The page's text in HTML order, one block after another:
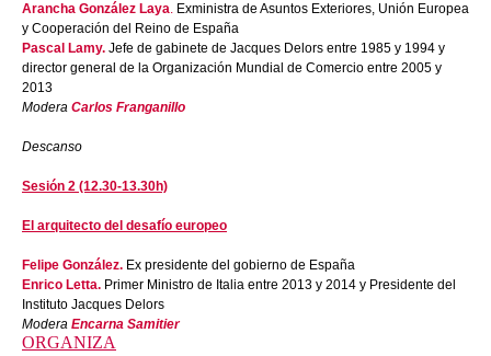
Arancha González Laya. Exministra de Asuntos Exteriores, Unión Europea
y Cooperación del Reino de España
Pascal Lamy. Jefe de gabinete de Jacques Delors entre 1985 y 1994 y
director general de la Organización Mundial de Comercio entre 2005 y
2013
Modera Carlos Franganillo
Descanso
Sesión 2 (12.30-13.30h)
El arquitecto del desafío europeo
Felipe González. Ex presidente del gobierno de España
Enrico Letta. Primer Ministro de Italia entre 2013 y 2014 y Presidente del
Instituto Jacques Delors
Modera Encarna Samitier
ORGANIZA